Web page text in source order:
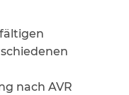
nach AVR